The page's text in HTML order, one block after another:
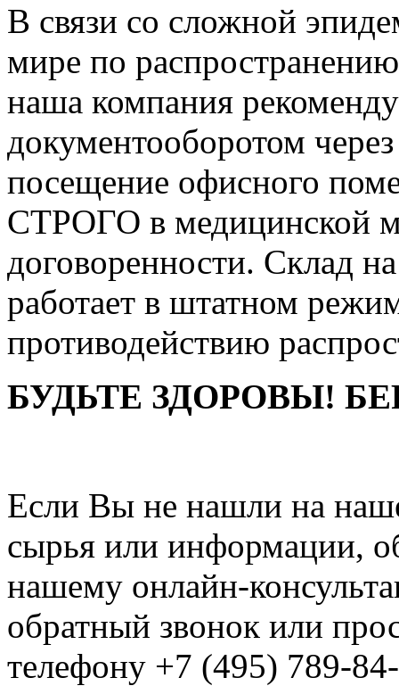
В связи со сложной
мире по
наша компания
документооборотом
посещение офисного
СТРОГО в медицинской
договоренности. Склад
работает в штатном
противодействию
БУДЬТЕ ЗДОРОВЫ!
Если Вы не нашли на
сырья или информации,
нашему онлайн-
обратный звонок или
телефону +7 (495) 789-